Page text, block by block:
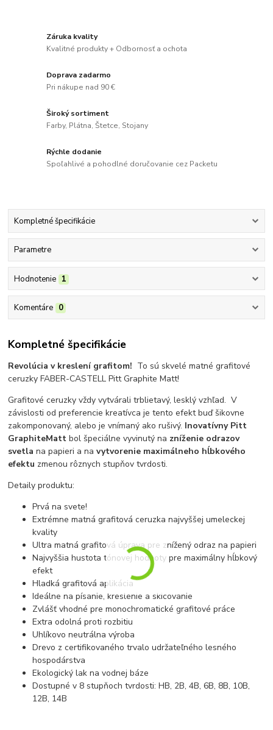
Záruka kvality
Kvalitné produkty + Odbornosť a ochota
Doprava zadarmo
Pri nákupe nad 90 €
Široký sortiment
Farby, Plátna, Štetce, Stojany
Rýchle dodanie
Spoľahlivé a pohodlné doručovanie cez Packetu
Kompletné špecifikácie
Parametre
Hodnotenie 1
Komentáre 0
Kompletné špecifikácie
Revolúcia v kreslení grafitom! To sú skvelé matné grafitové
ceruzky FABER-CASTELL Pitt Graphite Matt!
Grafitové ceruzky vždy vytvárali trblietavý, lesklý vzhľad. V
závislosti od preferencie kreatívca je tento efekt buď šikovne
zakomponovaný, alebo je vnímaný ako rušivý. Inovatívny Pitt
GraphiteMatt bol špeciálne vyvinutý na zníženie odrazov
svetla na papieri a navytvorenie maximálneho hĺbkového
efektu zmenou rôznych stupňov tvrdosti.
Detaily produktu:
Prvá na svete!
Extrémne matná grafitová ceruzka najvyššej umeleckej
kvality
Ultra matná grafitová úprava pre znížený odraz na papieri
Najvyššia hustota tónovej hodnoty pre maximálny hĺbkový
efekt
Hladká grafitová aplikácia
Ideálne na písanie, kreslenie a skicovanie
Zvlášť vhodné pre monochromatické grafitové práce
Extra odolná proti rozbitiu
Uhlíkovo neutrálna výroba
Drevo z certifikovaného trvalo udržateľného lesného
hospodárstva
Ekologický lak na vodnej báze
Dostupné v 8 stupňoch tvrdosti: HB, 2B, 4B, 6B, 8B, 10B,
12B, 14B